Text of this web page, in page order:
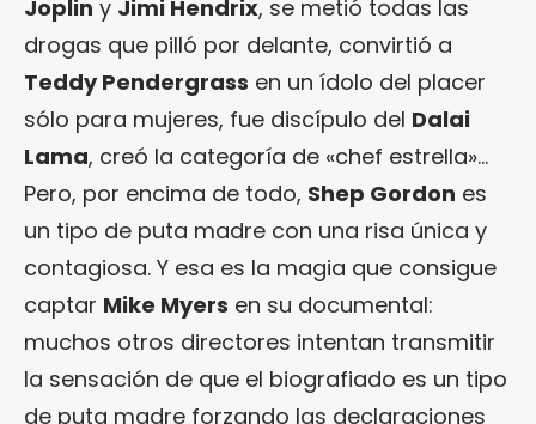
Joplin y Jimi Hendrix, se metió todas las
drogas que pilló por delante, convirtió a
Teddy Pendergrass en un ídolo del placer
sólo para mujeres, fue discípulo del Dalai
Lama, creó la categoría de «chef estrella»…
Pero, por encima de todo, Shep Gordon es
un tipo de puta madre con una risa única y
contagiosa. Y esa es la magia que consigue
captar Mike Myers en su documental:
muchos otros directores intentan transmitir
la sensación de que el biografiado es un tipo
de puta madre forzando las declaraciones